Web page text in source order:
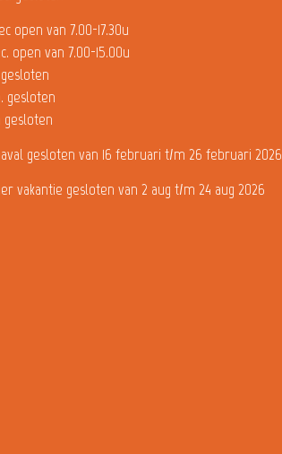
open van 7.00-17.30u
open van 7.00-15.00u
gesloten
gesloten
gesloten
gesloten van 16 februari t/m 26 februari 2026
vakantie gesloten van 2 aug t/m 24 aug 2026